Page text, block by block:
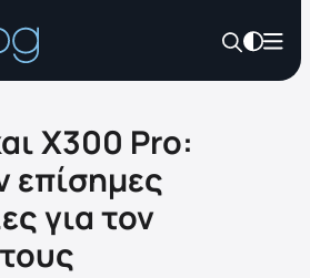
X300 Pro:
επίσημες
για τον